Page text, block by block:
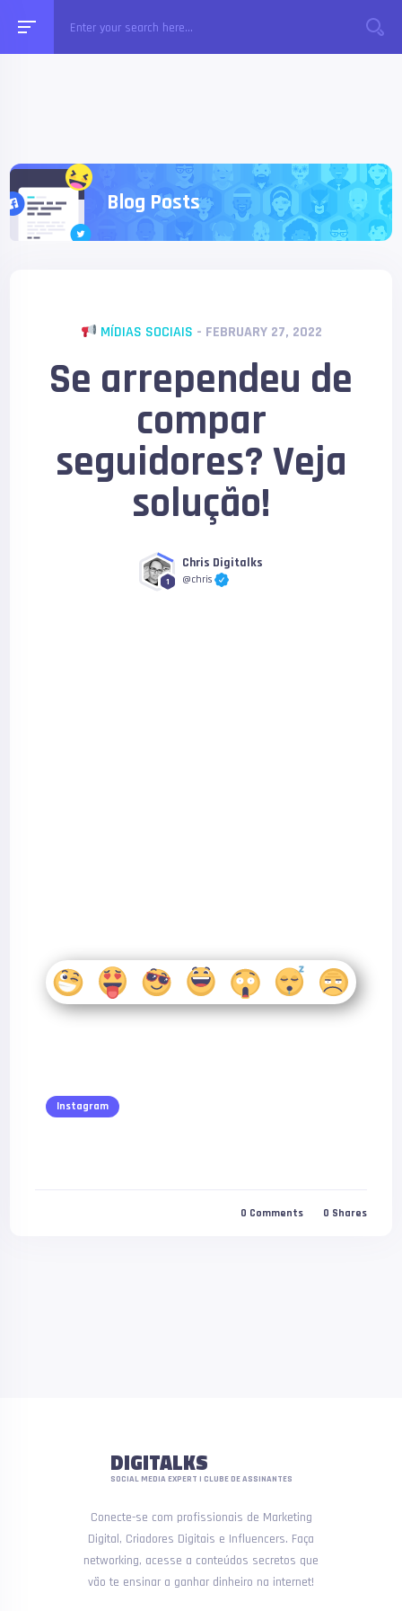
Blog Posts
MÍDIAS SOCIAIS - FEBRUARY 27, 2022
Se arrependeu de
compar
seguidores? Veja
solução!
1
Chris Digitalks
@chris
Instagram
0 Comments 0 Shares
DIGITALKS
SOCIAL MEDIA EXPERT | CLUBE DE ASSINANTES
Conecte-se com profissionais de Marketing
Digital, Criadores Digitais e Influencers. Faça
networking, acesse a conteúdos secretos que
vão te ensinar a ganhar dinheiro na internet!